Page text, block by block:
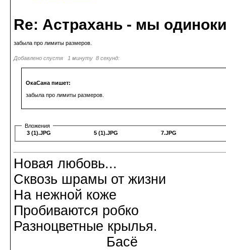
Re: Астрахань - мы
забыла про лимиты размеров.
Добавлено спустя 1 минуту 8 секунд:
ОкаСана пишет:
забыла про лимиты размеров.
Вложения
3 (1).JPG
5 (1).JPG 7.JPG
Новая любовь...
Сквозь шрамы от жизни
На нежной коже
Пробиваются робко
Разноцветные крылья.
Басё